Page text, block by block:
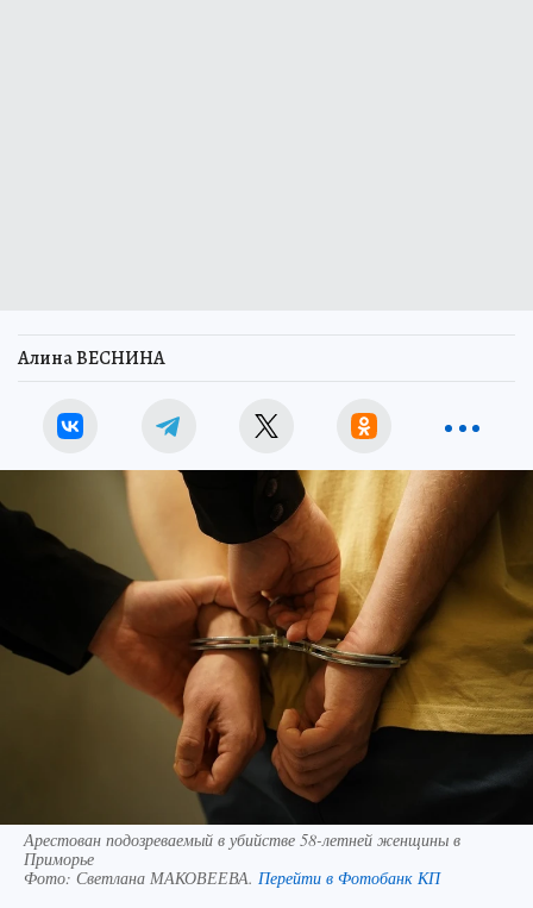
Алина ВЕСНИНА
Арестован подозреваемый в убийстве 58-летней женщины в
Приморье
Фото: Светлана МАКОВЕЕВА. Перейти в Фотобанк КП